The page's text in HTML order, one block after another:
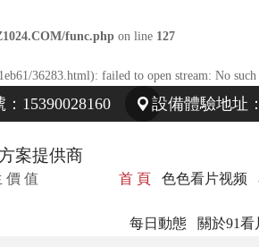
func.php on line 127
36283.html): failed to open stream: No
15390028160 設備體驗地址
案提供商
價 值 首 頁 色色看片视频
每日動態 關於91